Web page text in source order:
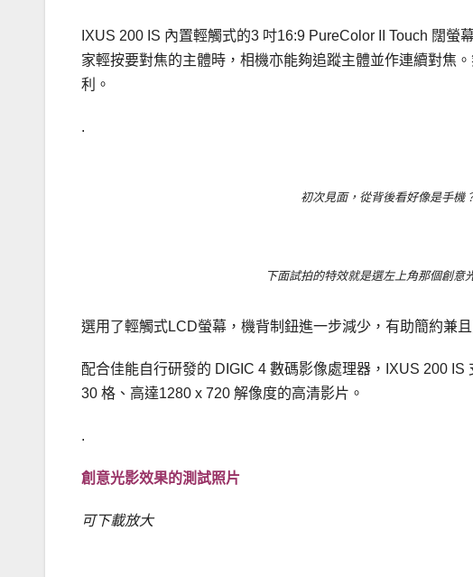
IXUS 200 IS 內置輕觸式的3 吋16:9 PureColor II Touch 闊
家輕按要對焦的主體時，相機亦能夠追蹤主體並作連續對焦
利。
.
初次見面，從背後看好像是手機
下面試拍的特效就是選左上角那個創意
選用了輕觸式LCD螢幕，機背制鈕進一步減少，有助簡約兼且
配合佳能自行研發的 DIGIC 4 數碼影像處理器，IXUS 200
30 格、高達1280 x 720 解像度的高清影片。
.
創意光影效果的測試照片
可下載放大